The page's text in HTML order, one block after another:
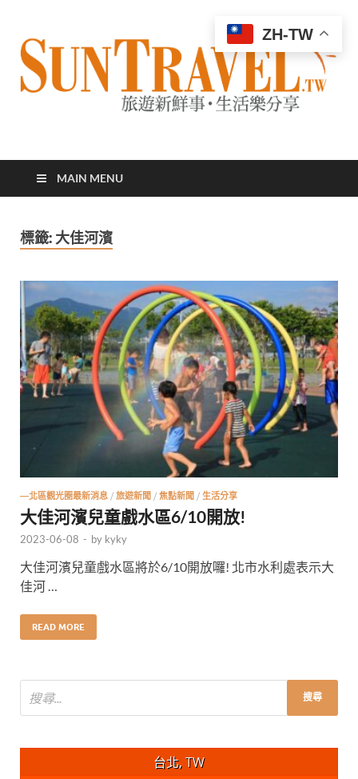
太陽網
MAIN MENU
標籤: 大佳河濱
—北區觀光圈最新消息 / 旅遊新聞 / 焦點新聞 / 生活分享
大佳河濱兒童戲水區6/10開放!
2023-06-08 - by kyky
大佳河濱兒童戲水區將於6/10開放囉! 北市水利處表示大
佳河 …
READ MORE
台北, TW
ZH-TW